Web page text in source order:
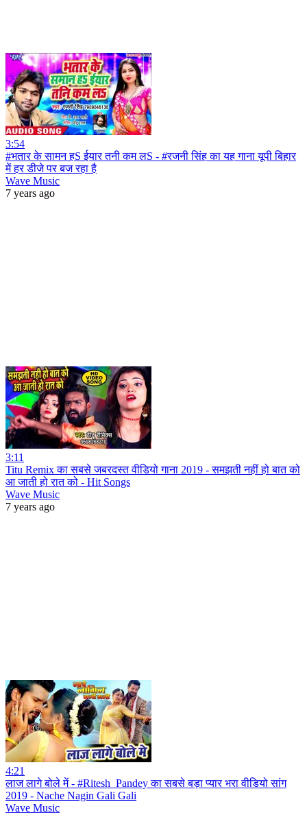
3:54
#भतार के सामन हS ईयार तनी कम लS - #रजनी सिंह का यह गाना यूपी बिहार
में हर डीजे पर बज रहा है
Wave Music
7 years ago
3:11
Titu Remix का सबसे जबरदस्त वीडियो गाना 2019 - समझती नहीं हो बात को
आ जाती हो रात को - Hit Songs
Wave Music
7 years ago
4:21
लाज लागे बोले में - #Ritesh_Pandey का सबसे बड़ा प्यार भरा वीडियो सांग
2019 - Nache Nagin Gali Gali
Wave Music